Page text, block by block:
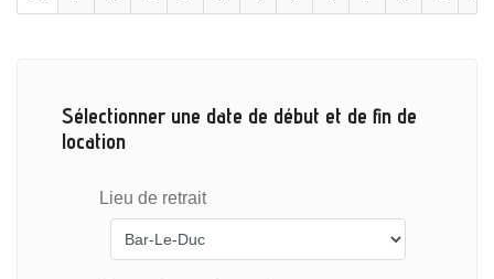
Sélectionner une date de début et de fin de
location
Lieu de retrait